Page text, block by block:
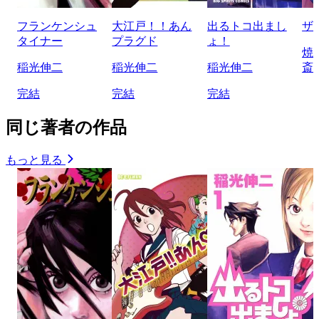
フランケンシュ
タイナー
稲光伸二
完結
大江戸！！あん
プラグド
稲光伸二
完結
出るトコ出まし
ょ！
稲光伸二
完結
ザ
焼
斎
同じ著者の作品
もっと見る